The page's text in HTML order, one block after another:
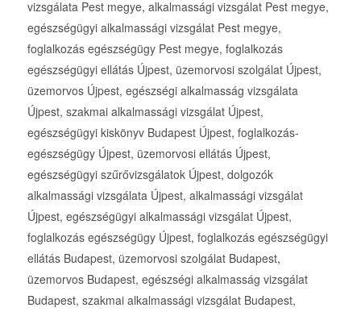
vizsgálata Pest megye, alkalmassági vizsgálat Pest megye,
egészségügyi alkalmassági vizsgálat Pest megye,
foglalkozás egészségügy Pest megye, foglalkozás
egészségügyi ellátás Újpest, üzemorvosi szolgálat Újpest,
üzemorvos Újpest, egészségi alkalmasság vizsgálata
Újpest, szakmai alkalmassági vizsgálat Újpest,
egészségügyi kiskönyv Budapest Újpest, foglalkozás-
egészségügy Újpest, üzemorvosi ellátás Újpest,
egészségügyi szűrővizsgálatok Újpest, dolgozók
alkalmassági vizsgálata Újpest, alkalmassági vizsgálat
Újpest, egészségügyi alkalmassági vizsgálat Újpest,
foglalkozás egészségügy Újpest, foglalkozás egészségügyi
ellátás Budapest, üzemorvosi szolgálat Budapest,
üzemorvos Budapest, egészségi alkalmasság vizsgálat
Budapest, szakmai alkalmassági vizsgálat Budapest,